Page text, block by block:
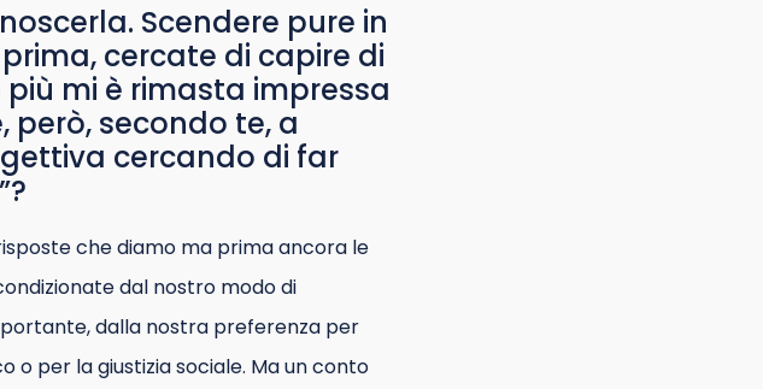
Scendere pure in
cercate di capire di
mi è rimasta impressa
secondo te, a
cercando di far
che diamo ma prima ancora le
dal nostro modo di
dalla nostra preferenza per
o per la giustizia sociale. Ma un conto